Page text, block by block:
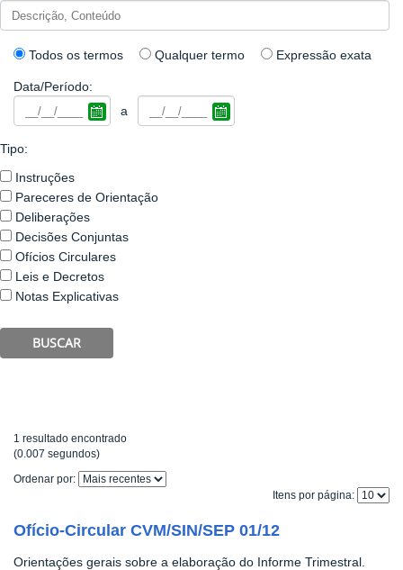
Todos os termos Qualquer termo Expressão exata
Data/Período:
a
Tipo:
Instruções
Pareceres de Orientação
Deliberações
Decisões Conjuntas
Ofícios Circulares
Leis e Decretos
Notas Explicativas
BUSCAR
1 resultado encontrado
(0.007 segundos)
Ordenar por:
Itens por página:
Ofício-Circular CVM/SIN/SEP 01/12
Orientações gerais sobre a elaboração do Informe Trimestral.